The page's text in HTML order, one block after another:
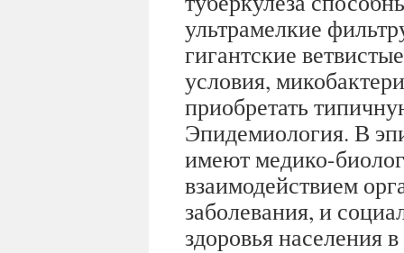
ультрамелкие
гигантские
условия,
приобретать
Эпидемиология. В
имеют медико-
взаимодействием
заболевания, и
здоровья населения